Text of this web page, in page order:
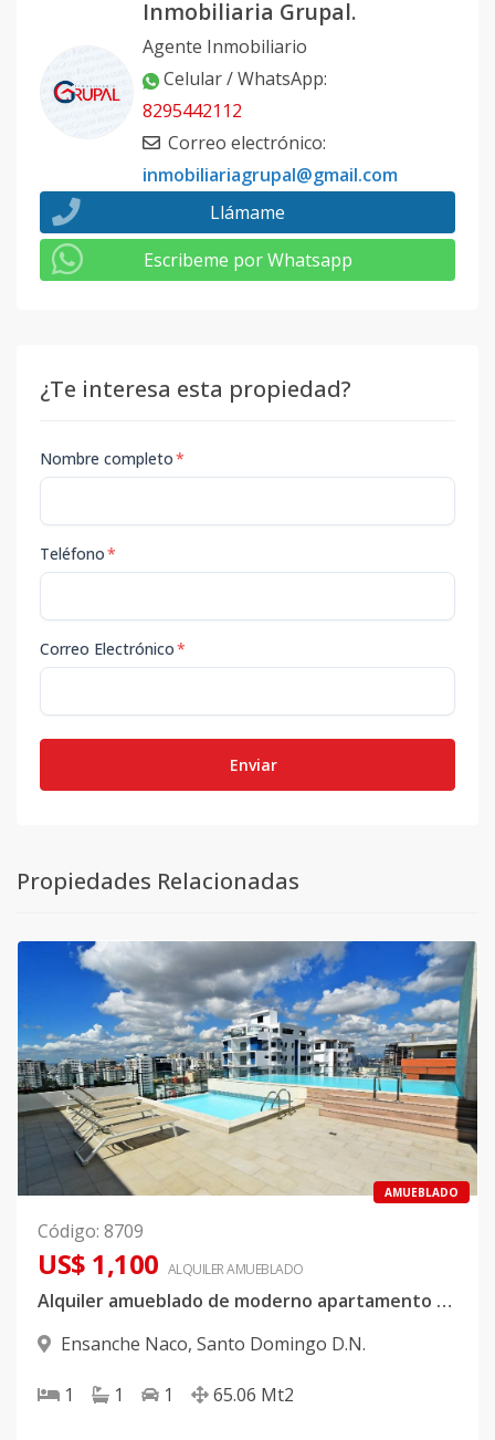
Inmobiliaria Grupal.
Agente Inmobiliario
Celular / WhatsApp:
8295442112
Correo electrónico:
inmobiliariagrupal@gmail.com
Llámame
Escribeme por Whatsapp
¿Te interesa esta propiedad?
Nombre completo*
Teléfono*
Correo Electrónico*
Enviar
Propiedades Relacionadas
AMUEBLADO
Código: 8709
US$ 1,100 ALQUILERAMUEBLADO
Alquiler amueblado de moderno apartamento en Naco
Ensanche Naco, Santo Domingo D.N.
1 1 1 65.06 Mt2